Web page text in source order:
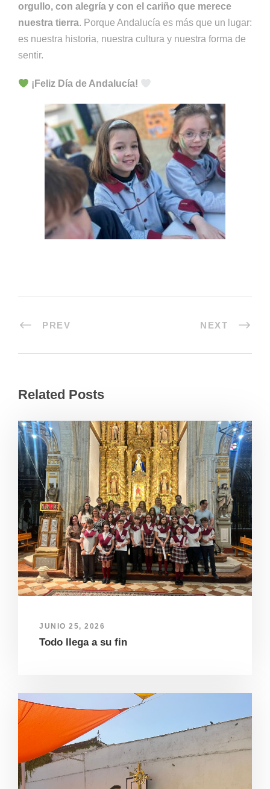
orgullo, con alegría y con el cariño que merece
nuestra tierra. Porque Andalucía es más que un lugar:
es nuestra historia, nuestra cultura y nuestra forma de
sentir.
¡Feliz Día de Andalucía!
PREV NEXT
Related Posts
JUNIO 25, 2026
Todo llega a su fin